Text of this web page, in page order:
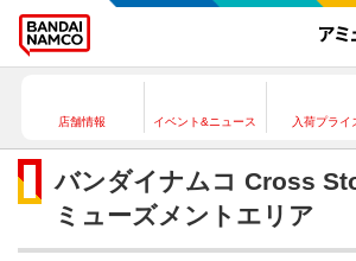
店舗情報 イベント&ニュース 入荷プライ
バンダイナムコ Cross
ミューズメントエリア